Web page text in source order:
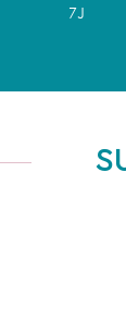
7J